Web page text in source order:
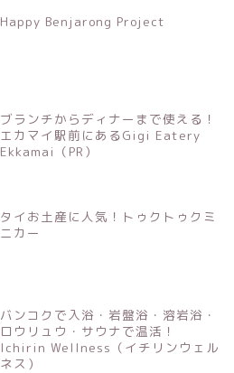
Happy Benjarong Project
ブランチからディナーまで使える！
エカマイ駅前にあるGigi Eatery
Ekkamai（PR）
タイお土産に人気！トゥクトゥクミ
ニカー
バンコクで入浴・岩盤浴・溶岩浴・
ロウリュウ・サウナで温活！
Ichirin Wellness（イチリンウェル
ネス）